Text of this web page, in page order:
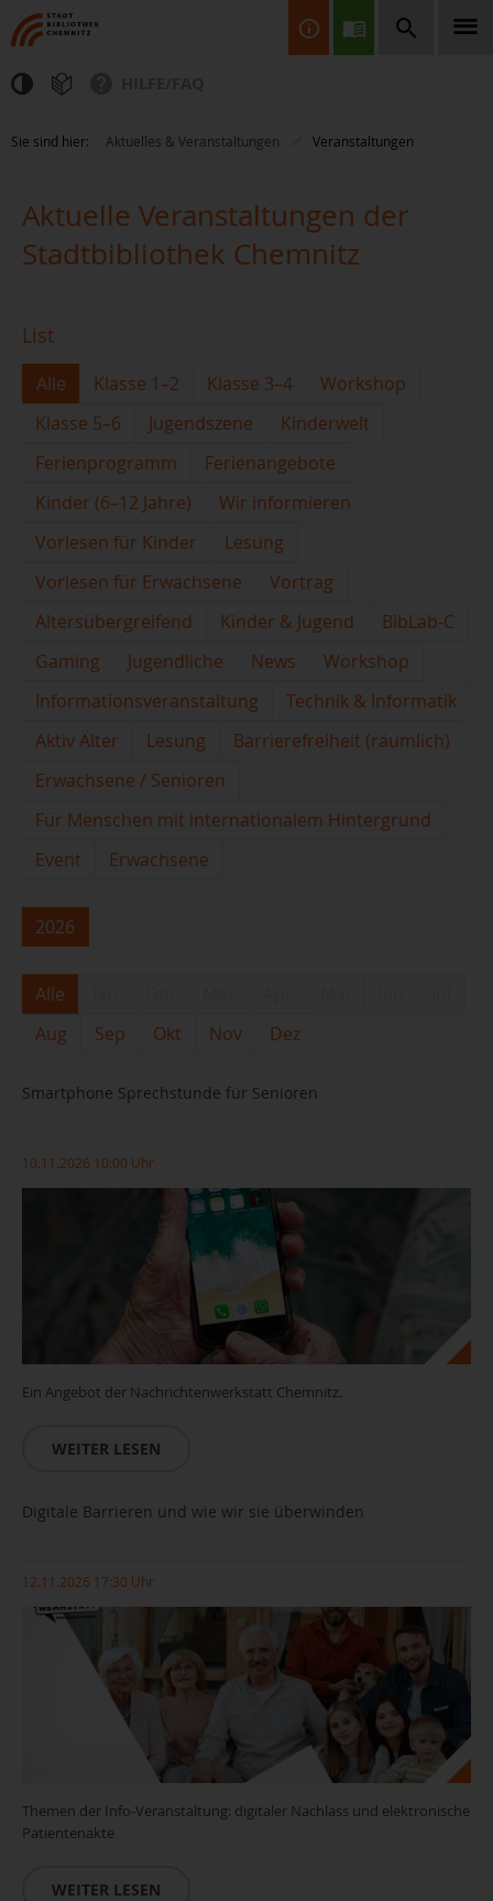
Finden Sie Informationen, Bücher, CDs & DVDs, Spiele, BluRays,
Zeitschriften und vieles mehr...
Sie sind hier: Aktuelles & Veranstaltungen Veranstaltungen
Aktuelle Veranstaltungen der
Stadtbibliothek Chemnitz
List
Alle Klasse 1–2 Klasse 3–4
Workshop
Klasse 5–6
Jugendszene
Kinderwelt
Ferienprogramm
Ferienangebote
Kinder (6–12 Jahre)
Wir informieren
Vorlesen für Kinder
Lesung
Vorlesen für Erwachsene
Vortrag
Altersübergreifend
Kinder & Jugend
BibLab-C
Gaming
Jugendliche News
Workshop
Informationsveranstaltung
Technik & Informatik
Aktiv Älter
Lesung
Barrierefreiheit (räumlich)
Erwachsene / Senioren
Für Menschen mit internationalem Hintergrund
Event
Erwachsene
2026
Alle
Aug
Sep Okt Nov Dez
Smartphone Sprechstunde für Senioren
10.11.2026 10:00 Uhr
Ein Angebot der Nachrichtenwerkstatt Chemnitz.
WEITER LESEN
Digitale Barrieren und wie wir sie überwinden
12.11.2026 17:30 Uhr
Themen der Info-Veranstaltung: digitaler Nachlass und elektronische
Patientenakte
WEITER LESEN